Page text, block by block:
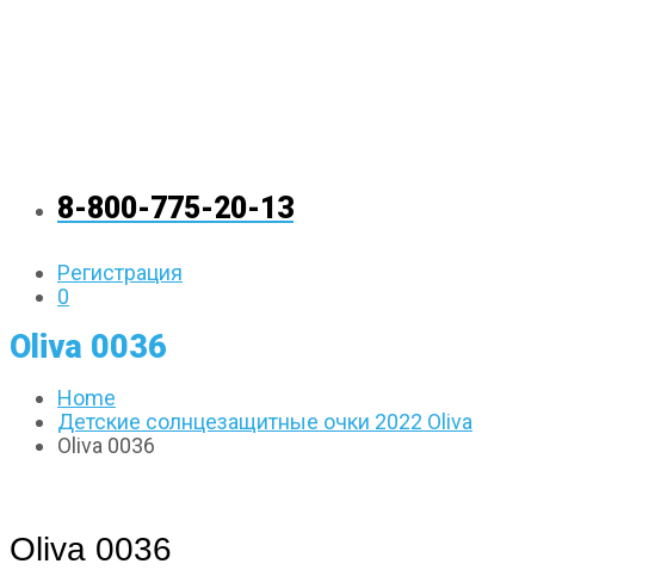
8-800-775-20-13
Регистрация
0
Oliva 0036
Home
Детские солнцезащитные очки 2022 Oliva
Oliva 0036
Oliva 0036